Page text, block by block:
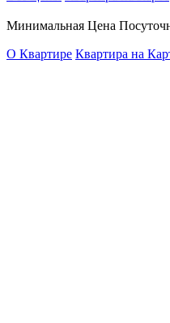
Минимальная Цена
О Квартире Квартира на